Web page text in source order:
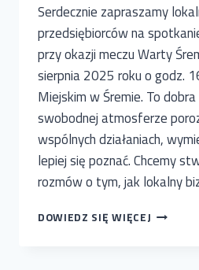
Serdecznie zapraszamy
przedsiębiorców na
przy okazji meczu Warty
sierpnia 2025 roku o godz.
Miejskim w Śremie. To
swobodnej atmosferze
wspólnych działaniach,
lepiej się poznać. Chcemy
rozmów o tym, jak lokalny
DOWIEDZ SIĘ WIĘCEJ